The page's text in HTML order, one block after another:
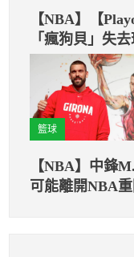
【NBA】【
「瘋狗貝」失
怒推CP3下賽季
籃球
【NBA】中鋒
可能離開NBA